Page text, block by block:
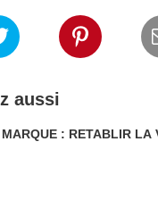
aussi
: RETABLIR LA